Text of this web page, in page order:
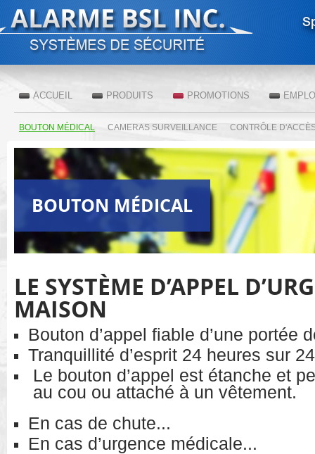
ACCUEIL PRODUITS
BOUTON MÉDICAL CAMERAS SURVEILLANCE CONTRÔLE
PROMOTIONS
BOUTON MÉDICAL
LE SYSTÈME D’APPEL
MAISON
Bouton d’appel fiable d’une portée
Tranquillité d’esprit 24 heures sur
Le bouton d’appel est étanche et
au cou ou attaché à un vêtement.
En cas de chute...
En cas d’urgence médicale...